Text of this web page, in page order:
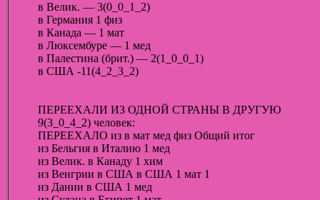
в Велик. — 3(0_0_1_2)
в Германия 1 физ
в Канада — 1 мат
в Люксембуре — 1 мед
в Палестина (брит.) — 2(1_0_0_1)
в США -11(4_2_3_2)
ПЕРЕЕХАЛИ ИЗ ОДНОЙ СТРАНЫ В ДРУГУЮ
9(3_0_4_2) человек:
ПЕРЕЕХАЛО из в мат мед физ Общий итог
из Бельгия в Италию 1 мед
из Велик. в Канаду 1 хим
из Венгрии в США в США 1 мат 1
из Дании в США 1 мед